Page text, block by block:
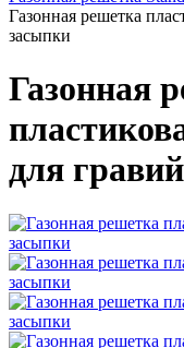
Газонная решетка
засыпки
Газонная
для